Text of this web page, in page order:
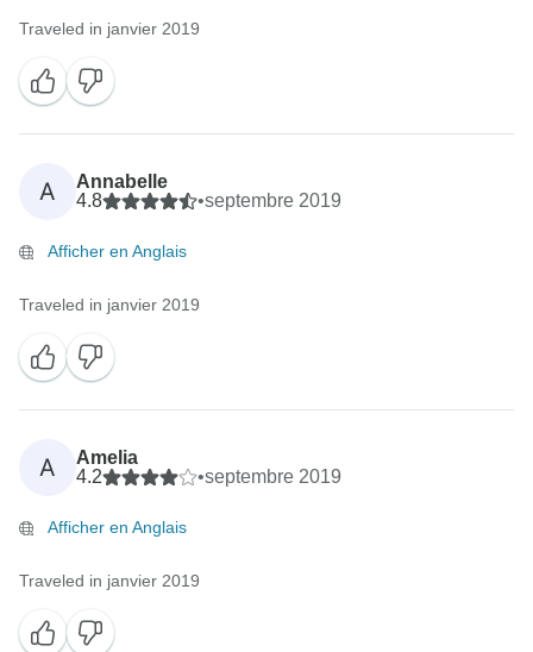
Traveled in janvier 2019
A
Annabelle
4.8
•septembre 2019
Afficher en Anglais
Traveled in janvier 2019
A
Amelia
4.2
•septembre 2019
Afficher en Anglais
Traveled in janvier 2019